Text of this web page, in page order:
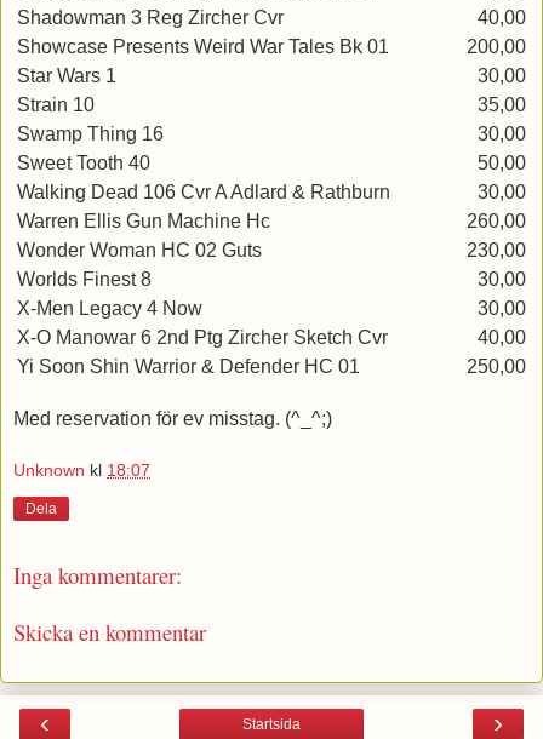
Shadowman 3 Reg Zircher Cvr
40,00
Showcase Presents Weird War Tales Bk 01
200,00
Star Wars 1
30,00
Strain 10
35,00
Swamp Thing 16
30,00
Sweet Tooth 40
50,00
Walking Dead 106 Cvr A Adlard & Rathburn
30,00
Warren Ellis Gun Machine Hc
260,00
Wonder Woman HC 02 Guts
230,00
Worlds Finest 8
30,00
X-Men Legacy 4 Now
30,00
X-O Manowar 6 2nd Ptg Zircher Sketch Cvr
40,00
Yi Soon Shin Warrior & Defender HC 01
250,00
Med reservation för ev misstag. (^_^;)
Unknown kl 18:07
Dela
Inga kommentarer:
Skicka en kommentar
‹ ›
Startsida